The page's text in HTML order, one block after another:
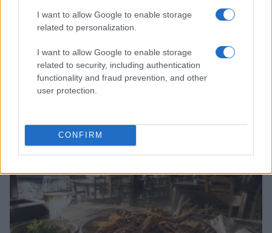
I want to allow Google to enable storage
related to personalization.
I want to allow Google to enable storage
related to security, including authentication
functionality and fraud prevention, and other
user protection.
CONFIRM
Cómo comprar, almacenar y cocinar pescados y
mariscos para garantizar seguridad y textura
perfecta
PESCADOS Y MARISCOS